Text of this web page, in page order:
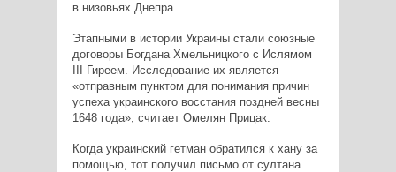
в низовьях Днепра.
Этапными в истории Украины стали союзные
договоры Богдана Хмельницкого с Ислямом
III Гиреем. Исследование их является
«отправным пунктом для понимания причин
успеха украинского восстания поздней весны
1648 года», считает Омелян Прицак.
Когда украинский гетман обратился к хану за
помощью, тот получил письмо от султана